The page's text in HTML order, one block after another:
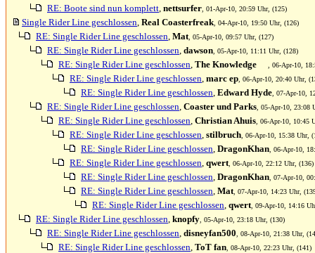
RE: Boote sind nun komplett, nettsurfer , 01-Apr-10, 20:59 Uhr, (125)
Single Rider Line geschlossen, Real Coasterfreak , 04-Apr-10, 19:50 Uhr, (126)
RE: Single Rider Line geschlossen, Mat , 05-Apr-10, 09:57 Uhr, (127)
RE: Single Rider Line geschlossen, dawson , 05-Apr-10, 11:11 Uhr, (128)
RE: Single Rider Line geschlossen, The Knowledge , 06-Apr-10,
RE: Single Rider Line geschlossen, marc ep , 06-Apr-10, 20:40 Uhr,
RE: Single Rider Line geschlossen, Edward Hyde , 07-Apr-10,
RE: Single Rider Line geschlossen, Coaster und Parks , 05-Apr-10, 23:08
RE: Single Rider Line geschlossen, Christian Ahuis , 06-Apr-10, 10:45
RE: Single Rider Line geschlossen, stilbruch , 06-Apr-10, 15:38 Uhr,
RE: Single Rider Line geschlossen, DragonKhan , 06-Apr-10,
RE: Single Rider Line geschlossen, qwert , 06-Apr-10, 22:12 Uhr, (136)
RE: Single Rider Line geschlossen, DragonKhan , 07-Apr-10,
RE: Single Rider Line geschlossen, Mat , 07-Apr-10, 14:23 Uhr,
RE: Single Rider Line geschlossen, qwert , 09-Apr-10, 14:16
RE: Single Rider Line geschlossen, knopfy , 05-Apr-10, 23:18 Uhr, (130)
RE: Single Rider Line geschlossen, disneyfan500 , 08-Apr-10, 21:38 Uhr,
RE: Single Rider Line geschlossen, ToT fan , 08-Apr-10, 22:23 Uhr, (141)